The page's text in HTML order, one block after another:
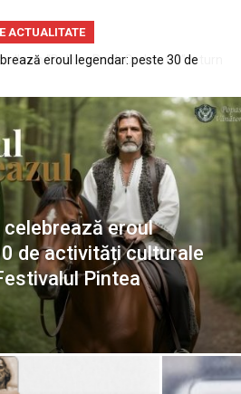
ACTUALITATE
“Balkan Punk Orchestra” – turneu
eroul
de activități culturale
Pintea